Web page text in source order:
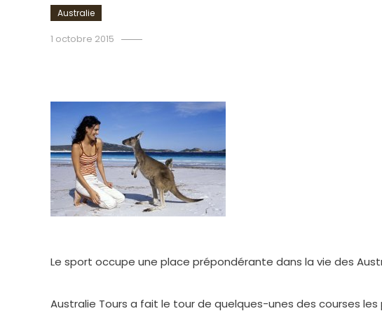
Australie
1 octobre 2015
Le sport occupe une place prépondérante dans la vie des
Australie Tours a fait le tour de quelques-unes des courses les